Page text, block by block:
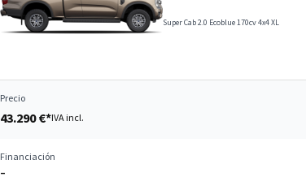
Super Cab 2.0 Ecoblue 170cv 4x4 XL
Precio
43.290 €*IVA incl.
Financiación
–